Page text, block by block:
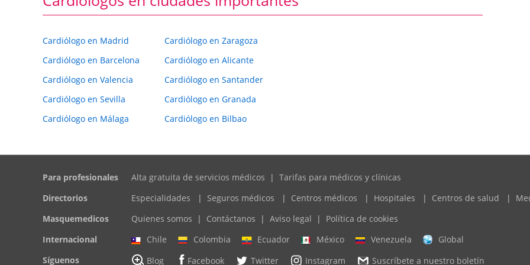
Cardiólogo en Madrid
Cardiólogo en Barcelona
Cardiólogo en Valencia
Cardiólogo en Sevilla
Cardiólogo en Málaga
Cardiólogo en Zaragoza
Cardiólogo en Alicante
Cardiólogo en Santander
Cardiólogo en Granada
Cardiólogo en Bilbao
Para profesionales Alta gratuita de servicios médicos | Tarifas para médicos y clínicas
Directorios
Especialidades | Seguros médicos | Centros médicos | Hospitales | Centros de salud |
Masquemedicos
Quienes somos | Contáctanos | Aviso legal |
Política de cookies
Internacional
Chile Colombia Ecuador México Venezuela
Global
Síguenos
Blog Facebook Twitter Instagram Suscríbete a nuestro boletín